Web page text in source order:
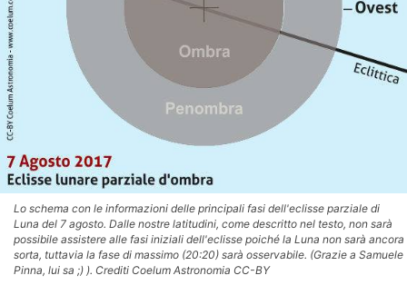
Lo schema con le informazioni delle principali fasi dell'eclisse parziale di
Luna del 7 agosto. Dalle nostre latitudini, come descritto nel testo, non sarà
possibile assistere alle fasi iniziali dell'eclisse poiché la Luna non sarà ancora
sorta, tuttavia la fase di massimo (20:20) sarà osservabile. (Grazie a Samuele
Pinna, lui sa ;) ). Crediti Coelum Astronomia CC-BY